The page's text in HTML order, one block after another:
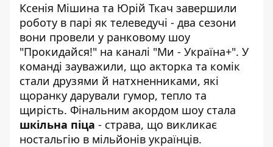
Ксенія Мішина та Юрій Ткач завершили
роботу в парі як телеведучі - два сезони
вони провели у ранковому шоу
"Прокидайся!" на каналі "Ми - Україна+". У
команді зауважили, що акторка та комік
стали друзями й натхненниками, які
щоранку дарували гумор, тепло та
щирість. Фінальним акордом шоу стала
шкільна піца - страва, що викликає
ностальгію в мільйонів українців.